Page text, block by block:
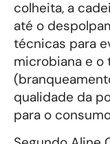
colheita, a
até o
técnicas para
microbiana e
qualidade da
para o